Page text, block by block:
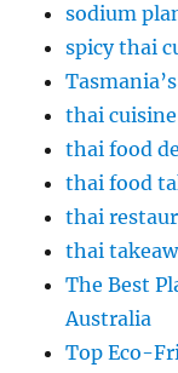
sodium
spicy thai
thai
thai food
thai food
thai
thai
The Best
Australia
Top Eco-